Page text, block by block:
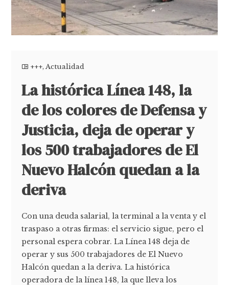
+++,Actualidad
La histórica Línea 148, la
de los colores de Defensa y
Justicia, deja de operar y
los 500 trabajadores de El
Nuevo Halcón quedan a la
deriva
Con una deuda salarial, la terminal a la venta y el
traspaso a otras firmas: el servicio sigue, pero el
personal espera cobrar. La Línea 148 deja de
operar y sus 500 trabajadores de El Nuevo
Halcón quedan a la deriva. La histórica
operadora de la línea 148, la que lleva los